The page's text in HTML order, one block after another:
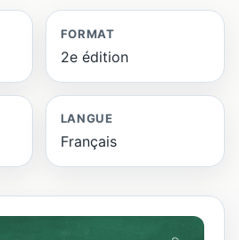
FORMAT
2e édition
LANGUE
Français